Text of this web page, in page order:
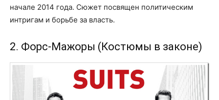
начале 2014 года. Сюжет посвящен политическим
интригам и борьбе за власть.
2. Форс-Мажоры (Костюмы в законе)